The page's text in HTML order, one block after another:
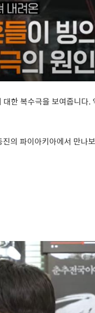
한 복수극을 보여줍니다.
의 파이아키아에서 만나